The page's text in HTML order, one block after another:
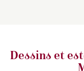
Dessins et